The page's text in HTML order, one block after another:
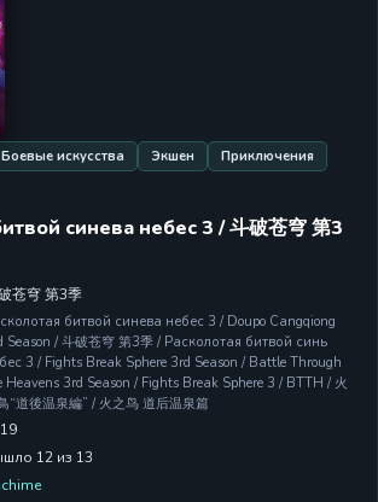
Боевые искусства Экшен
Приключения
синева небес 3 / 斗破苍穹 第3
苍穹 第3季
битвой синева небес 3 / Doupo Cangqiong
Season / 斗破苍穹 第3季 / Расколотая битвой синь
3 / Fights Break Sphere 3rd Season / Battle Through
Heavens 3rd Season / Fights Break Sphere 3 / BTTH / 火
“道後温泉編” / 火之鸟 道后温泉篇
12 из 13